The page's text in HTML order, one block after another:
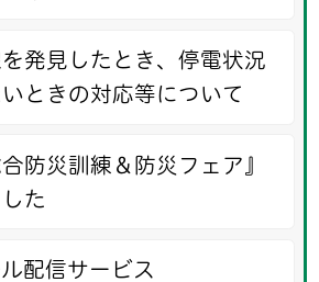
発見したとき、停電状況
ときの対応等について
合防災訓練＆防災フェア』
た
配信サービス